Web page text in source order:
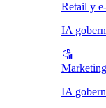
Retail y
IA
IA